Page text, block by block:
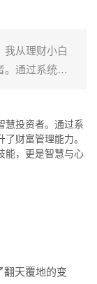
我从理财小白
。通过系统学
理财不仅是技
态的体现。...
慧投资者。通过系
财富管理能力。
能，更是智慧与心
翻天覆地的变